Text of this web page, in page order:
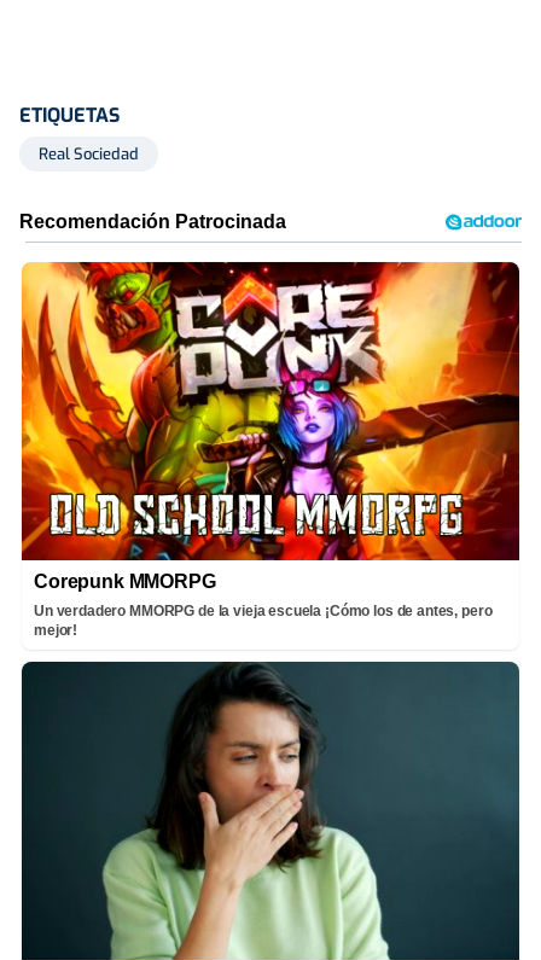
ETIQUETAS
Real Sociedad
Corepunk MMORPG
Un verdadero MMORPG de la vieja escuela ¡Cómo los de antes, pero
mejor!